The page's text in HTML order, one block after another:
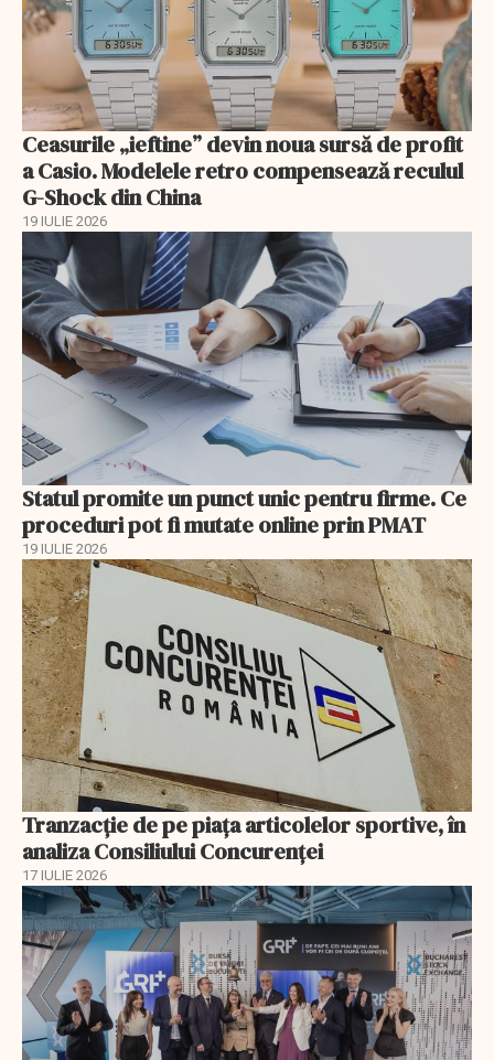
Ceasurile „ieftine” devin noua sursă de profit
a Casio. Modelele retro compensează reculul
G-Shock din China
19 IULIE 2026
Statul promite un punct unic pentru firme. Ce
proceduri pot fi mutate online prin PMAT
19 IULIE 2026
Tranzacție de pe piața articolelor sportive, în
analiza Consiliului Concurenţei
17 IULIE 2026